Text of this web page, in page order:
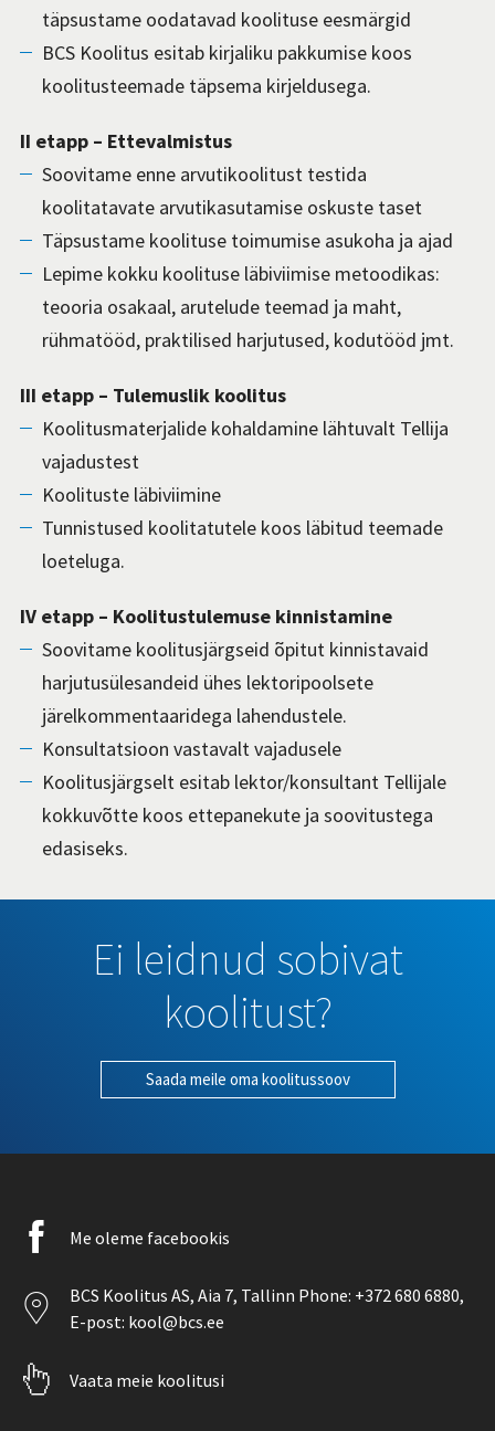
täpsustame oodatavad koolituse eesmärgid
BCS Koolitus esitab kirjaliku pakkumise koos
koolitusteemade täpsema kirjeldusega.
II etapp – Ettevalmistus
Soovitame enne arvutikoolitust testida
koolitatavate arvutikasutamise oskuste taset
Täpsustame koolituse toimumise asukoha ja ajad
Lepime kokku koolituse läbiviimise metoodikas:
teooria osakaal, arutelude teemad ja maht,
rühmatööd, praktilised harjutused, kodutööd jmt.
III etapp – Tulemuslik koolitus
Koolitusmaterjalide kohaldamine lähtuvalt Tellija
vajadustest
Koolituste läbiviimine
Tunnistused koolitatutele koos läbitud teemade
loeteluga.
IV etapp – Koolitustulemuse kinnistamine
Soovitame koolitusjärgseid õpitut kinnistavaid
harjutusülesandeid ühes lektoripoolsete
järelkommentaaridega lahendustele.
Konsultatsioon vastavalt vajadusele
Koolitusjärgselt esitab lektor/konsultant Tellijale
kokkuvõtte koos ettepanekute ja soovitustega
edasiseks.
Ei leidnud sobivat
koolitust?
Saada meile oma koolitussoov
Facebook
icon
Me oleme facebookis
Location
icon
BCS Koolitus AS, Aia 7, Tallinn Phone: +372 680 6880,
E-post: kool@bcs.ee
Pointer
icon
Vaata meie koolitusi